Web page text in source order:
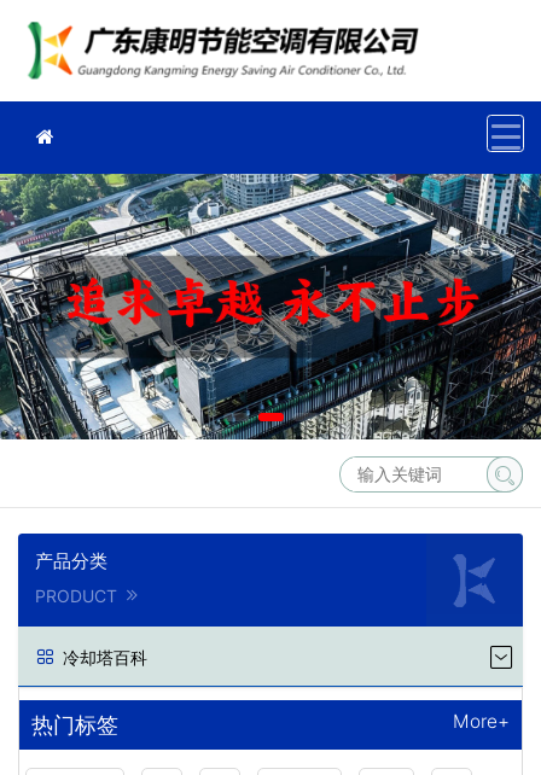
产品分类
PRODUCT
冷却塔百科
热门标签 More+